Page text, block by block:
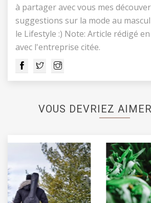
à partager avec vous mes
suggestions sur la mode au
le Lifestyle :) Note: Article rédigé
avec l'entreprise citée.
VOUS DEVRIEZ